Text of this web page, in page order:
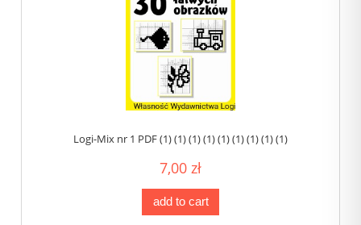
Logi-Mix nr 1 PDF (1) (1) (1) (1) (1) (1) (1) (1) (1)
7,00 zł
add to cart